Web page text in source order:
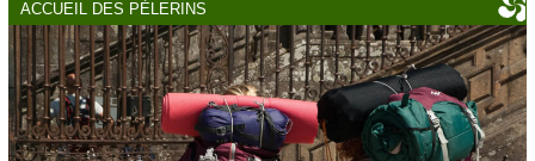
ACCUEIL DES PÈLERINS